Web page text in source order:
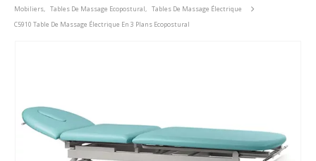
Mobiliers, Tables De Massage Ecopostural, Tables De Massage Électrique
C5910 Table De Massage Électrique En 3 Plans Ecopostural